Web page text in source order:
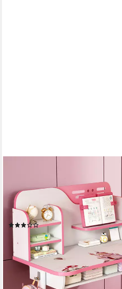
Kinderschreibtisch
Kinder,Höheverstellbar 105 und
und Stuhl-Set, 1-St., 1 x
Schreibtisch mit Stuhl,
Mädchen (4)
154,99 € UVP
(77,50 €/ 1 Stk)
-57%
lieferbar - in 6-8 Werktagen bei dir